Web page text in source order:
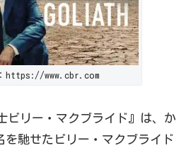
https://www.cbr.com
ビリー・マクブライド』は、か
を馳せたビリー・マクブライド